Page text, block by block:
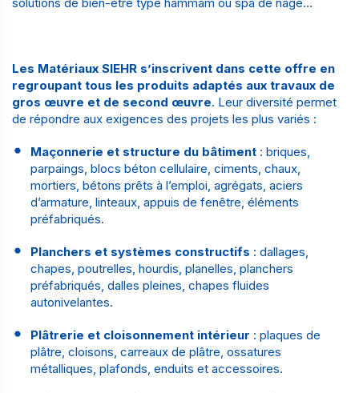
Les Matériaux SIEHR s’inscrivent dans cette offre en
regroupant tous les produits adaptés aux travaux de
gros œuvre et de second œuvre. Leur diversité permet
de répondre aux exigences des projets les plus variés :
Maçonnerie et structure du bâtiment : briques,
parpaings, blocs béton cellulaire, ciments, chaux,
mortiers, bétons prêts à l’emploi, agrégats, aciers
d’armature, linteaux, appuis de fenêtre, éléments
préfabriqués.
Planchers et systèmes constructifs : dallages,
chapes, poutrelles, hourdis, planelles, planchers
préfabriqués, dalles pleines, chapes fluides
autonivelantes.
Plâtrerie et cloisonnement intérieur : plaques de
plâtre, cloisons, carreaux de plâtre, ossatures
métalliques, plafonds, enduits et accessoires.